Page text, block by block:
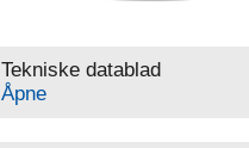
Tekniske datablad
Åpne